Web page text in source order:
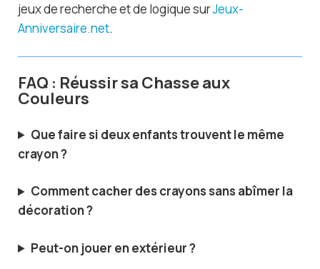
jeux de recherche et de logique surJeux-
Anniversaire.net.
FAQ : Réussir sa Chasse aux
Couleurs
Que faire si deux enfants trouvent le même
crayon ?
Comment cacher des crayons sans abîmer la
décoration ?
Peut-on jouer en extérieur ?